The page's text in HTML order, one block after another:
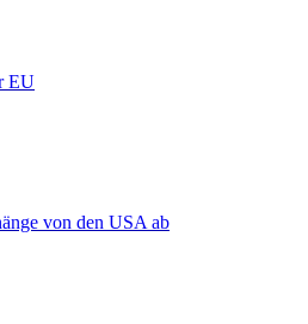
EU
von den USA ab